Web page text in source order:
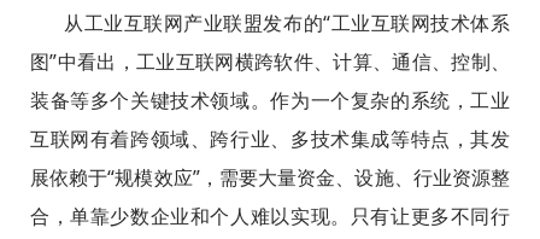
从工业互联网产业联盟发布的“工业互联网技术体系
图”中看出，工业互联网横跨软件、计算、通信、控制、
装备等多个关键技术领域。作为一个复杂的系统，工业
互联网有着跨领域、跨行业、多技术集成等特点，其发
展依赖于“规模效应”，需要大量资金、设施、行业资源整
合，单靠少数企业和个人难以实现。只有让更多不同行